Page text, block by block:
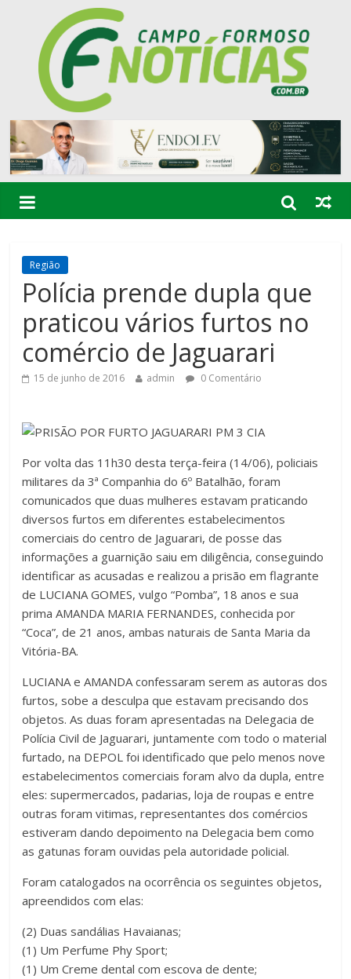
Região
Polícia prende dupla que
praticou vários furtos no
comércio de Jaguarari
15 de junho de 2016 admin 0 Comentário
Por volta das 11h30 desta terça-feira (14/06), policiais
militares da 3ª Companhia do 6º Batalhão, foram
comunicados que duas mulheres estavam praticando
diversos furtos em diferentes estabelecimentos
comerciais do centro de Jaguarari, de posse das
informações a guarnição saiu em diligência, conseguindo
identificar as acusadas e realizou a prisão em flagrante
de LUCIANA GOMES, vulgo “Pomba”, 18 anos e sua
prima AMANDA MARIA FERNANDES, conhecida por
“Coca”, de 21 anos, ambas naturais de Santa Maria da
Vitória-BA.
LUCIANA e AMANDA confessaram serem as autoras dos
furtos, sobe a desculpa que estavam precisando dos
objetos. As duas foram apresentadas na Delegacia de
Polícia Civil de Jaguarari, juntamente com todo o material
furtado, na DEPOL foi identificado que pelo menos nove
estabelecimentos comerciais foram alvo da dupla, entre
eles: supermercados, padarias, loja de roupas e entre
outras foram vitimas, representantes dos comércios
estiveram dando depoimento na Delegacia bem como
as gatunas foram ouvidas pela autoridade policial.
Foram catalogados na ocorrência os seguintes objetos,
apreendidos com elas:
(2) Duas sandálias Havaianas;
(1) Um Perfume Phy Sport;
(1) Um Creme dental com escova de dente;